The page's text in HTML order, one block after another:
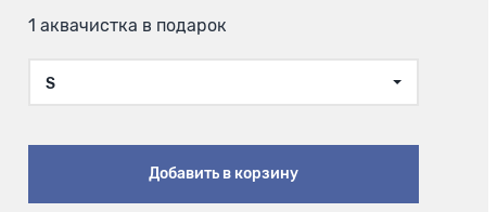
1 аквачистка в подарок
S
Добавить в корзину